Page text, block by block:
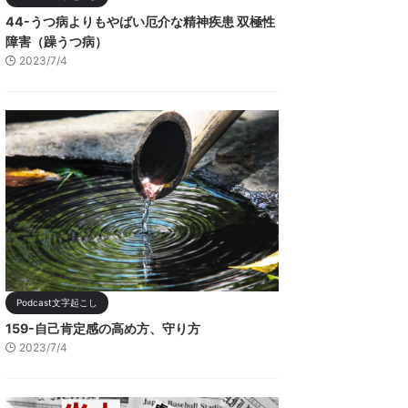
44-うつ病よりもやばい厄介な精神疾患 双極性
障害（躁うつ病）
2023/7/4
Podcast文字起こし
159-自己肯定感の高め方、守り方
2023/7/4